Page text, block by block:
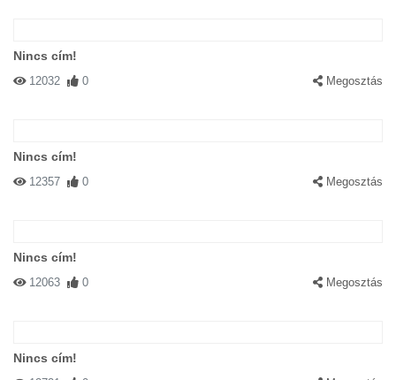
Nincs cím!
12032 0 Megosztás
Nincs cím!
12357 0 Megosztás
Nincs cím!
12063 0 Megosztás
Nincs cím!